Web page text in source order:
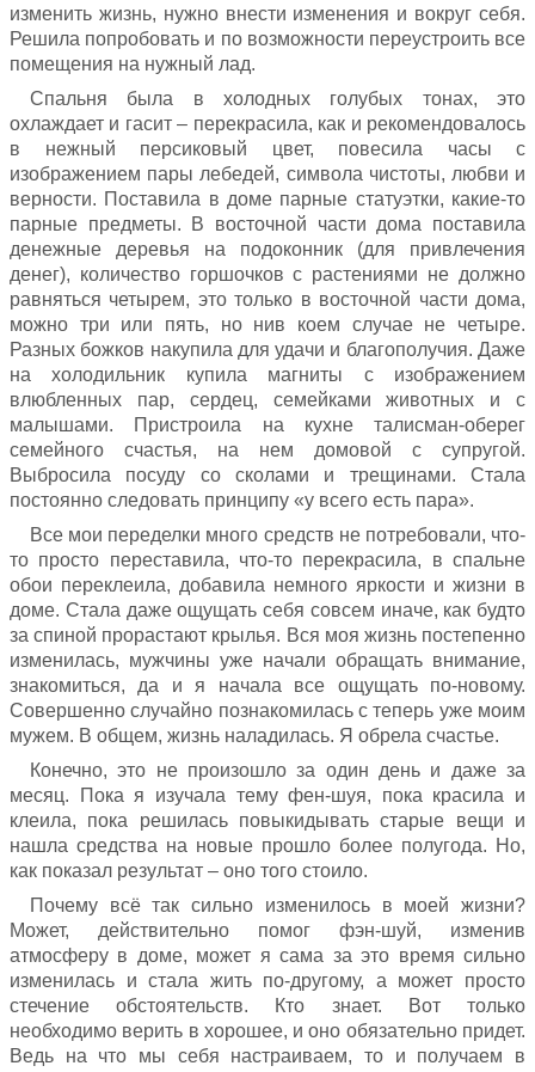
изменить жизнь, нужно внести изменения и вокруг себя.
Решила попробовать и по возможности переустроить все
помещения на нужный лад.
Спальня была в холодных голубых тонах, это
охлаждает и гасит – перекрасила, как и рекомендовалось
в нежный персиковый цвет, повесила часы с
изображением пары лебедей, символа чистоты, любви и
верности. Поставила в доме парные статуэтки, какие-то
парные предметы. В восточной части дома поставила
денежные деревья на подоконник (для привлечения
денег), количество горшочков с растениями не должно
равняться четырем, это только в восточной части дома,
можно три или пять, но нив коем случае не четыре.
Разных божков накупила для удачи и благополучия. Даже
на холодильник купила магниты с изображением
влюбленных пар, сердец, семейками животных и с
малышами. Пристроила на кухне талисман-оберег
семейного счастья, на нем домовой с супругой.
Выбросила посуду со сколами и трещинами. Стала
постоянно следовать принципу «у всего есть пара».
Все мои переделки много средств не потребовали, что-
то просто переставила, что-то перекрасила, в спальне
обои переклеила, добавила немного яркости и жизни в
доме. Стала даже ощущать себя совсем иначе, как будто
за спиной прорастают крылья. Вся моя жизнь постепенно
изменилась, мужчины уже начали обращать внимание,
знакомиться, да и я начала все ощущать по-новому.
Совершенно случайно познакомилась с теперь уже моим
мужем. В общем, жизнь наладилась. Я обрела счастье.
Конечно, это не произошло за один день и даже за
месяц. Пока я изучала тему фен-шуя, пока красила и
клеила, пока решилась повыкидывать старые вещи и
нашла средства на новые прошло более полугода. Но,
как показал результат – оно того стоило.
Почему всё так сильно изменилось в моей жизни?
Может, действительно помог фэн-шуй, изменив
атмосферу в доме, может я сама за это время сильно
изменилась и стала жить по-другому, а может просто
стечение обстоятельств. Кто знает. Вот только
необходимо верить в хорошее, и оно обязательно придет.
Ведь на что мы себя настраиваем, то и получаем в